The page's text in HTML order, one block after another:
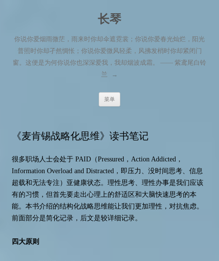
长琴
你说你爱烟雨微茫，雨来时你却伞遮霓裳；你说你爱春光灿烂，阳光
普照时你却孑然惆怅；你说你爱微风轻柔，风拂发梢时你却紧闭门
窗。这便是为何你说你也深深爱我，我却烟波成霜。 —— 紫鸢尾白铃
兰
→
菜单
《麦肯锡战略化思维》读书笔记
很多职场人士会处于 PAID（Pressured，Action Addicted，
Information Overload and Distracted，即压力、没时间思考、信息
超载和无法专注）亚健康状态。理性思考、理性办事是我们应该
有的习惯，但首先要走出心理上的舒适区和大脑快速思考的本
能。本书介绍的结构化战略思维能让我们更加理性，对抗焦虑。
前面部分是简化记录，后文是较详细记录。
四大原则